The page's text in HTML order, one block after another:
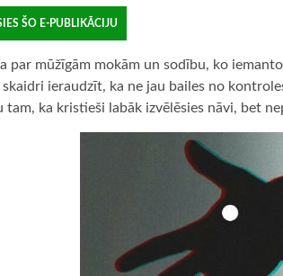
ŠO E-PUBLIKĀCIJU
par mūžīgām mokām un sodību, ko
skaidri ieraudzīt, ka ne jau bailes no
tam, ka kristieši labāk izvēlēsies nāvi, bet